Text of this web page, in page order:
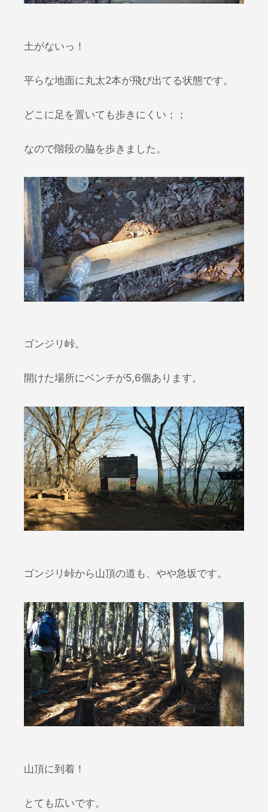
土がないっ！
平らな地面に丸太2本が飛び出てる状態です。
どこに足を置いても歩きにくい；；
なので階段の脇を歩きました。
ゴンジリ峠。
開けた場所にベンチが5,6個あります。
ゴンジリ峠から山頂の道も、やや急坂です。
山頂に到着！
とても広いです。